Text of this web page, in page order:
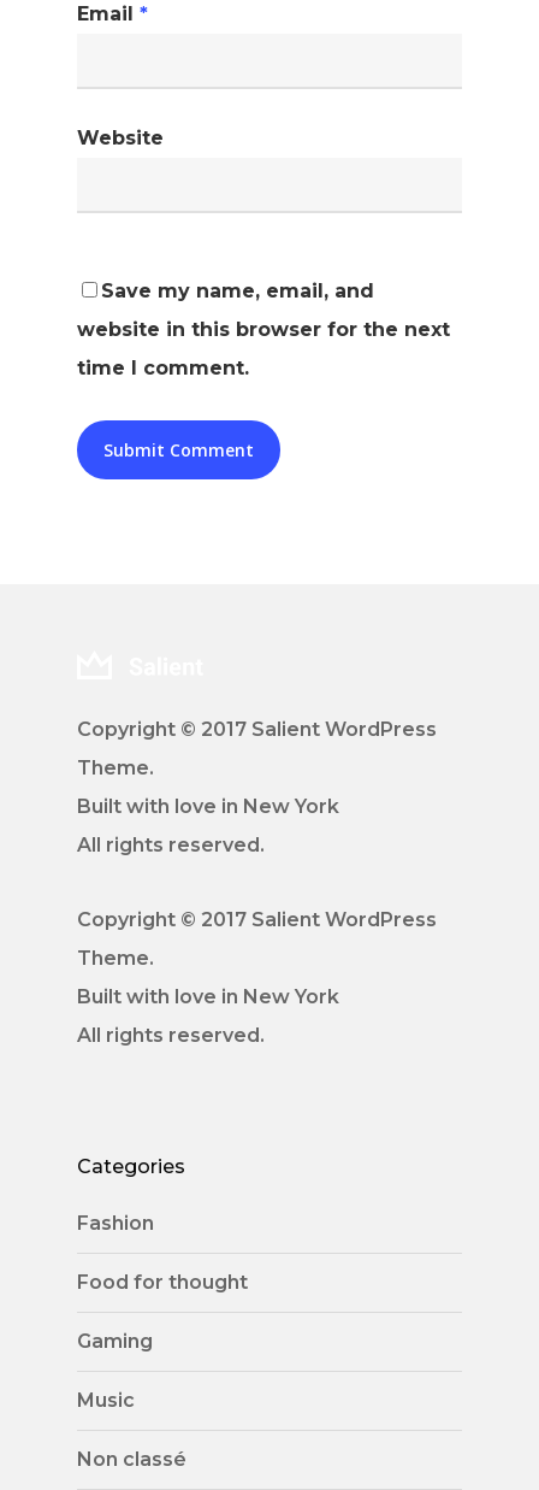
Email *
Website
Save my name, email, and
website in this browser for the next
time I comment.
Copyright © 2017 Salient WordPress
Theme.
Built with love in New York
All rights reserved.
Copyright © 2017 Salient WordPress
Theme.
Built with love in New York
All rights reserved.
Categories
Fashion
Food for thought
Gaming
Music
Non classé